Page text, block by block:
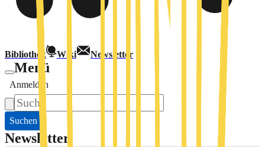
Bibliothek Wiki Newsletter
Menü
Anmelden
Suchen
Newsletter